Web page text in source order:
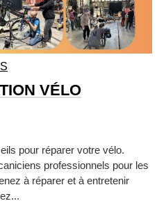
VÉLO
pour réparer votre vélo.
professionnels pour les
à réparer et à entretenir